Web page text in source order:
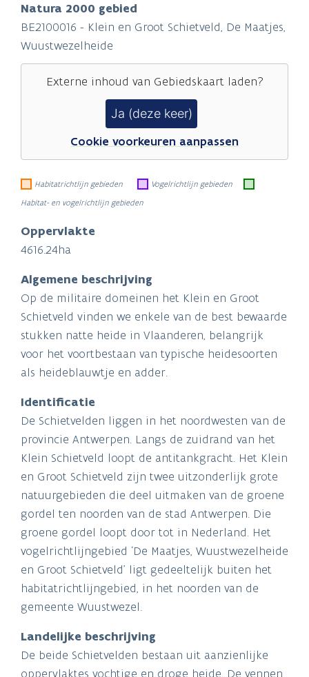
Natura 2000 gebied
BE2100016 - Klein en Groot Schietveld, De Maatjes,
Wuustwezelheide
Externe inhoud van Gebiedskaartladen?
Ja (deze keer)
Cookie voorkeuren aanpassen
Habitatrichtlijn gebieden
Vogelrichtlijn gebieden
Habitat- en vogelrichtlijn gebieden
Oppervlakte
4616.24ha
Algemene beschrijving
Op de militaire domeinen het Klein en Groot
Schietveld vinden we enkele van de best bewaarde
stukken natte heide in Vlaanderen, belangrijk
voor het voortbestaan van typische heidesoorten
als heideblauwtje en adder.
Identificatie
De Schietvelden liggen in het noordwesten van de
provincie Antwerpen. Langs de zuidrand van het
Klein Schietveld loopt de antitankgracht. Het Klein
en Groot Schietveld zijn twee uitzonderlijk grote
natuurgebieden die deel uitmaken van de groene
gordel ten noorden van de stad Antwerpen. Die
groene gordel loopt door tot in Nederland. Het
vogelrichtlijngebied ‘De Maatjes, Wuustwezelheide
en Groot Schietveld’ ligt gedeeltelijk buiten het
habitatrichtlijngebied, in het noorden van de
gemeente Wuustwezel.
Landelijke beschrijving
De beide Schietvelden bestaan uit aanzienlijke
oppervlaktes vochtige en droge heide. De vennen